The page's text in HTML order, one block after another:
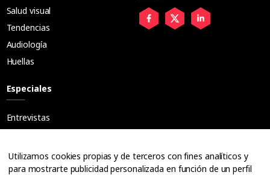
Salud visual
Tendencias
Audiología
Huellas
Especiales
Entrevistas
Ópticos
Cuadernos
Utilizamos cookies propias y de terceros con fines analíticos y
para mostrarte publicidad personalizada en función de un perfil